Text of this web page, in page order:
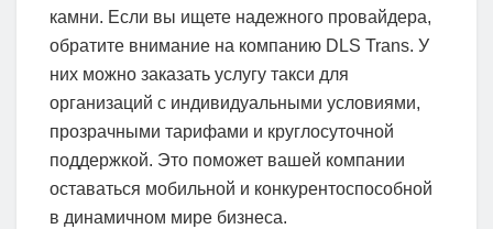
камни. Если вы ищете надежного провайдера,
обратите внимание на компанию DLS Trans. У
них можно заказать услугу такси для
организаций с индивидуальными условиями,
прозрачными тарифами и круглосуточной
поддержкой. Это поможет вашей компании
оставаться мобильной и конкурентоспособной
в динамичном мире бизнеса.